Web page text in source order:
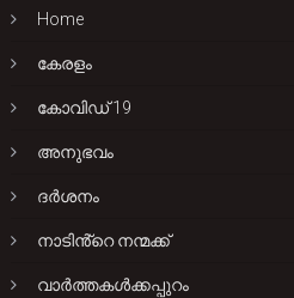
Home
കേരളം
കോവിഡ് 19
അനുഭവം
ദർശനം
നാടിൻ്റെ നന്മക്ക്
വാർത്തകൾക്കപ്പുറം